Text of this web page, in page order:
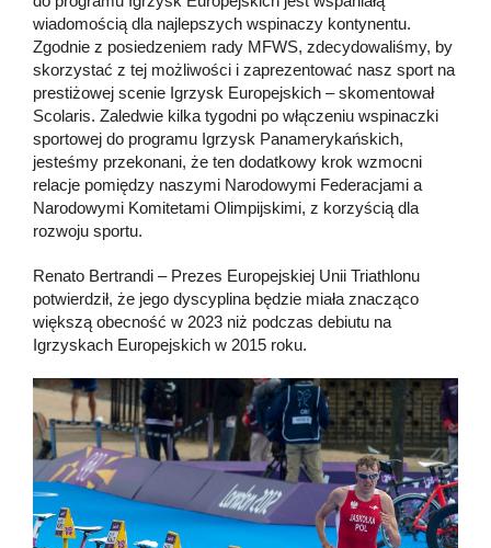
wiadomością dla najlepszych wspinaczy kontynentu.
Zgodnie z posiedzeniem rady MFWS, zdecydowaliśmy, by
skorzystać z tej możliwości i zaprezentować nasz sport na
prestiżowej scenie Igrzysk Europejskich – skomentował
Scolaris. Zaledwie kilka tygodni po włączeniu wspinaczki
sportowej do programu Igrzysk Panamerykańskich,
jesteśmy przekonani, że ten dodatkowy krok wzmocni
relacje pomiędzy naszymi Narodowymi Federacjami a
Narodowymi Komitetami Olimpijskimi, z korzyścią dla
rozwoju sportu.
Renato Bertrandi – Prezes Europejskiej Unii Triathlonu
potwierdził, że jego dyscyplina będzie miała znacząco
większą obecność w 2023 niż podczas debiutu na
Igrzyskach Europejskich w 2015 roku.